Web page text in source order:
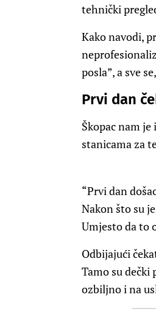
tehnički
Kako navodi,
posla”, a sve
Prvi dan
Škopac nam
stanicama za
“Prvi dan
Nakon što su
Umjesto da to
Odbijajući
Tamo su
ozbiljno i na